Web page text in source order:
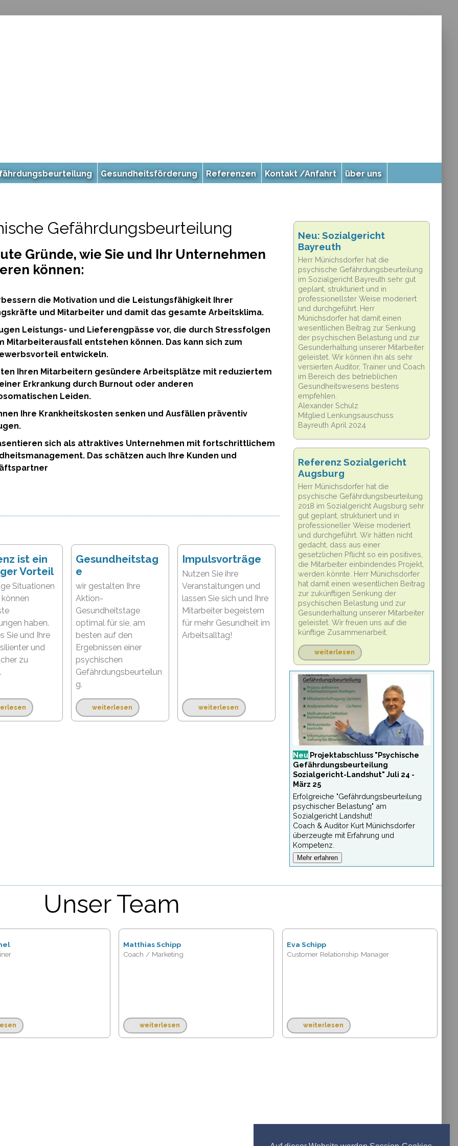
Gesundheitsförderung Referenzen Kontakt /Anfahrt über uns
Gefährdungsbeurteilung
Gründe, wie Sie und Ihr Unternehmen
können:
die Motivation und die Leistungsfähigkeit Ihrer
und Mitarbeiter und damit das gesamte Arbeitsklima.
Leistungs- und Lieferengpässe vor, die durch Stressfolgen
Mitarbeiterausfall entstehen können. Das kann sich zum
entwickeln.
Ihren Mitarbeitern gesündere Arbeitsplätze mit reduziertem
Erkrankung durch Burnout oder anderen
Leiden.
Ihre Krankheitskosten senken und Ausfällen präventiv
sich als attraktives Unternehmen mit fortschrittlichem
Das schätzen auch Ihre Kunden und
ist ein
Vorteil
Situationen
haben.
Sie und Ihre
und
zu
Gesundheitstag
e
wir gestalten Ihre
Aktion-
Gesundheitstage
optimal für sie, am
besten auf den
Ergebnissen einer
psychischen
Gefährdungsbeurteilun
g.
weiterlesen
Impulsvorträge
Nutzen Sie ihre
Veranstaltungen und
lassen Sie sich und Ihre
Mitarbeiter begeistern
für mehr Gesundheit im
Arbeitsalltag!
weiterlesen
Neu: Sozialgericht
Bayreuth
Herr Münichsdorfer hat die
psychische Gefährdungsbeurteilung
im Sozialgericht Bayreuth sehr gut
geplant, strukturiert und in
professionellster Weise moderiert
und durchgeführt. Herr
Münichsdorfer hat damit einen
wesentlichen Beitrag zur Senkung
der psychischen Belastung und zur
Gesunderhaltung unserer Mitarbeiter
geleistet. Wir können ihn als sehr
versierten Auditor, Trainer und Coach
im Bereich des betrieblichen
Gesundheitswesens bestens
empfehlen.
Alexander Schulz
Mitglied Lenkungsauschuss
Bayreuth April 2024
Referenz Sozialgericht
Augsburg
Herr Münichsdorfer hat die
psychische Gefährdungsbeurteilung
2018 im Sozialgericht Augsburg sehr
gut geplant, strukturiert und in
professioneller Weise moderiert
und durchgeführt. Wir hätten nicht
gedacht, dass aus einer
gesetzlichen Pflicht so ein positives,
die Mitarbeiter einbindendes Projekt,
werden könnte. Herr Münichsdorfer
hat damit einen wesentlichen Beitrag
zur zukünftigen Senkung der
psychischen Belastung und zur
Gesunderhaltung unserer Mitarbeiter
geleistet. Wir freuen uns auf die
künftige Zusammenarbeit.
weiterlesen
Neu Projektabschluss "Psychische
Gefährdungsbeurteilung
Sozialgericht-Landshut" Juli 24 -
März 25
Erfolgreiche "Gefährdungsbeurteilung
psychischer Belastung" am
Sozialgericht Landshut!
Coach & Auditor Kurt Münichsdorfer
überzeugte mit Erfahrung und
Kompetenz.
Mehr erfahren
Unser Team
Matthias Schipp
Coach / Marketing
weiterlesen
Eva Schipp
Customer Relationship Manager
weiterlesen